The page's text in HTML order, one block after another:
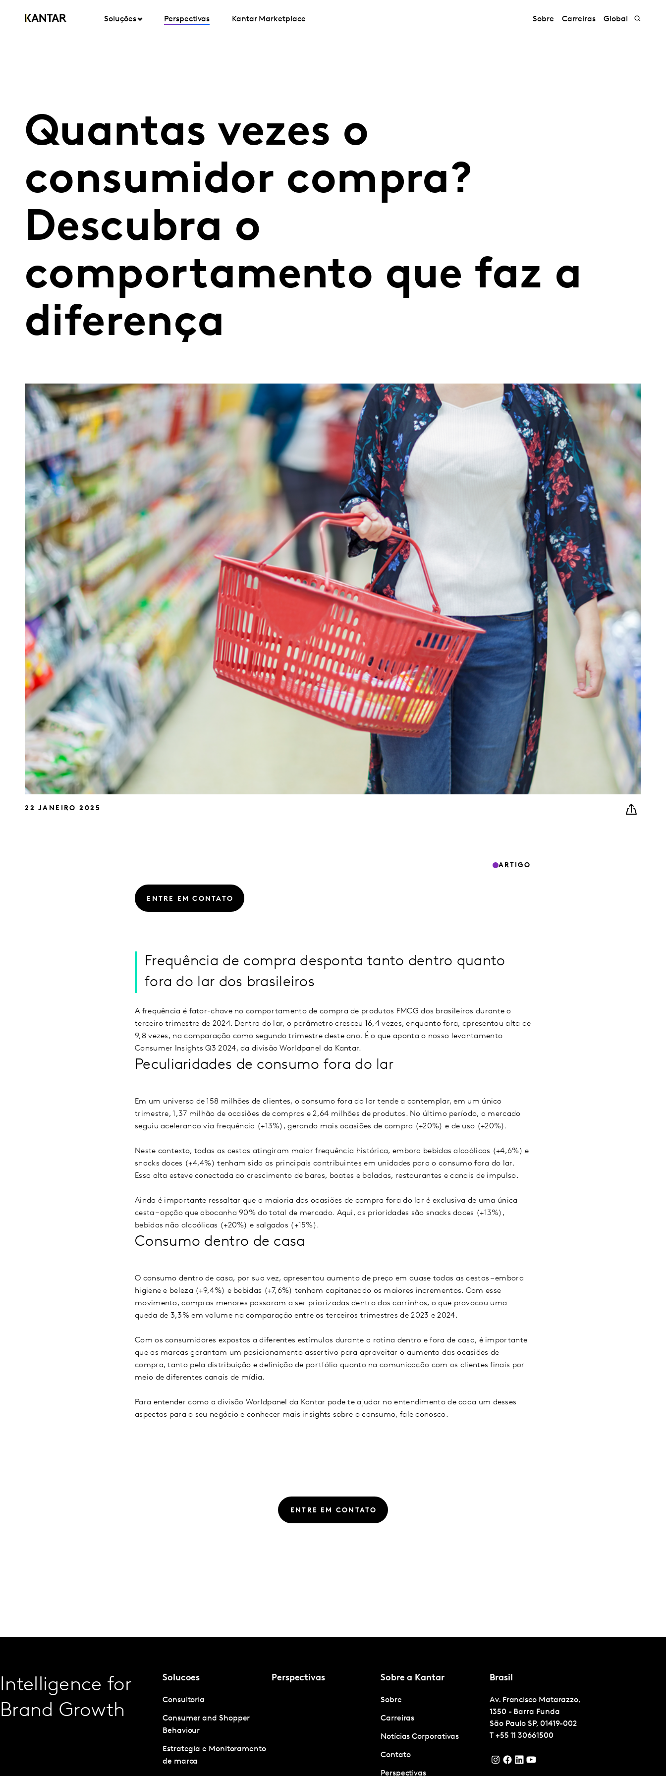
Soluções Perspectivas Kantar Marketplace Sobre Carreiras Global
Quantas vezes o
consumidor compra?
Descubra o
comportamento que faz a
diferença
22 JANEIRO 2025
ARTIGO
ENTRE EM CONTATO
Frequência de compra desponta tanto dentro quanto
fora do lar dos brasileiros
A frequência é fator-chave no comportamento de compra de produtos FMCG dos brasileiros durante o
terceiro trimestre de 2024. Dentro do lar, o parâmetro cresceu 16,4 vezes, enquanto fora, apresentou alta de
9,8 vezes, na comparação como segundo trimestre deste ano. É o que aponta o nosso levantamento
Consumer Insights Q3 2024, da divisão Worldpanel da Kantar.
Peculiaridades de consumo fora do lar
Em um universo de 158 milhões de clientes, o consumo fora do lar tende a contemplar, em um único
trimestre, 1,37 milhão de ocasiões de compras e 2,64 milhões de produtos. No último período, o mercado
seguiu acelerando via frequência (+13%), gerando mais ocasiões de compra (+20%) e de uso (+20%).
Neste contexto, todas as cestas atingiram maior frequência histórica, embora bebidas alcoólicas (+4,6%) e
snacks doces (+4,4%) tenham sido as principais contribuintes em unidades para o consumo fora do lar.
Essa alta esteve conectada ao crescimento de bares, boates e baladas, restaurantes e canais de impulso.
Ainda é importante ressaltar que a maioria das ocasiões de compra fora do lar é exclusiva de uma única
cesta – opção que abocanha 90% do total de mercado. Aqui, as prioridades são snacks doces (+13%),
bebidas não alcoólicas (+20%) e salgados (+15%).
Consumo dentro de casa
O consumo dentro de casa, por sua vez, apresentou aumento de preço em quase todas as cestas – embora
higiene e beleza (+9,4%) e bebidas (+7,6%) tenham capitaneado os maiores incrementos. Com esse
movimento, compras menores passaram a ser priorizadas dentro dos carrinhos, o que provocou uma
queda de 3,3% em volume na comparação entre os terceiros trimestres de 2023 e 2024.
Com os consumidores expostos a diferentes estímulos durante a rotina dentro e fora de casa, é importante
que as marcas garantam um posicionamento assertivo para aproveitar o aumento das ocasiões de
compra, tanto pela distribuição e definição de portfólio quanto na comunicação com os clientes finais por
meio de diferentes canais de mídia.
Para entender como a divisão Worldpanel da Kantar pode te ajudar no entendimento de cada um desses
aspectos para o seu negócio e conhecer mais insights sobre o consumo, fale conosco.
ENTRE EM CONTATO
Intelligence for
Brand Growth
Solucoes
Consultoria
Consumer and Shopper
Behaviour
Estrategia e Monitoramento
de marca
Perspectivas Sobre a Kantar
Sobre
Carreiras
Notícias Corporativas
Contato
Perspectivas
Brasil
Av. Francisco Matarazzo,
1350 - Barra Funda
São Paulo SP, 01419-002
T +55 11 30661500